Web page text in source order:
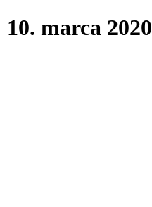
10. marca 2020